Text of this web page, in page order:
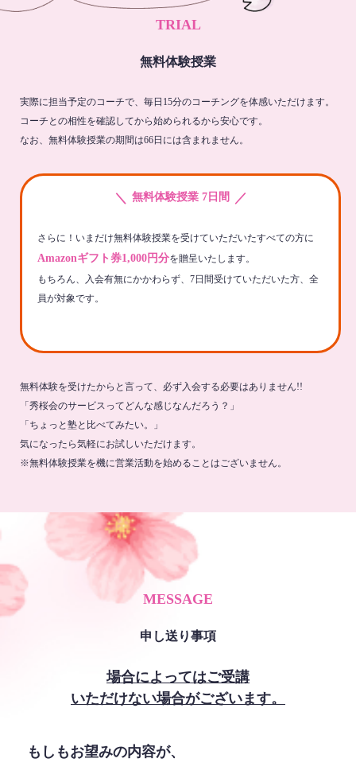
TRIAL
無料体験授業
実際に担当予定のコーチで、毎日15分のコーチングを体感いただけます。
コーチとの相性を確認してから始められるから安心です。
なお、無料体験授業の期間は66日には含まれません。
＼ 無料体験授業 7日間 ／
さらに！いまだけ無料体験授業を受けていただいたすべての方に
Amazonギフト券1,000円分を贈呈いたします。
もちろん、入会有無にかかわらず、7日間受けていただいた方、全
員が対象です。
無料体験を受けたからと言って、必ず入会する必要はありません!!
「秀桜会のサービスってどんな感じなんだろう？」
「ちょっと塾と比べてみたい。」
気になったら気軽にお試しいただけます。
※無料体験授業を機に営業活動を始めることはございません。
MESSAGE
申し送り事項
場合によってはご受講
いただけない場合がございます。
もしもお望みの内容が、